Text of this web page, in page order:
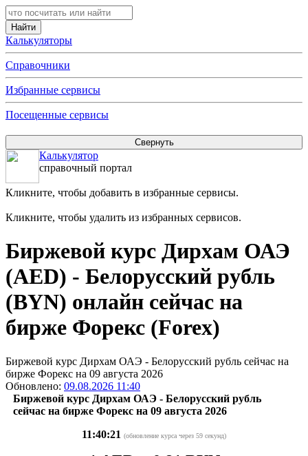
Калькуляторы
Справочники
Избранные сервисы
Посещенные сервисы
Калькулятор
справочный портал
Кликните, чтобы добавить в избранные сервисы.
Кликните, чтобы удалить из избранных сервисов.
Биржевой курс Дирхам ОАЭ
(AED) - Белорусский рубль
(BYN) онлайн сейчас на
бирже Форекс (Forex)
Биржевой курс Дирхам ОАЭ - Белорусский рубль сейчас на
бирже Форекс на 09 августа 2026
Обновлено: 09.08.2026 11:40
Биржевой курс Дирхам ОАЭ - Белорусский рубль
сейчас на бирже Форекс на 09 августа 2026
11:40:21 (обновление курса через 59 секунд)